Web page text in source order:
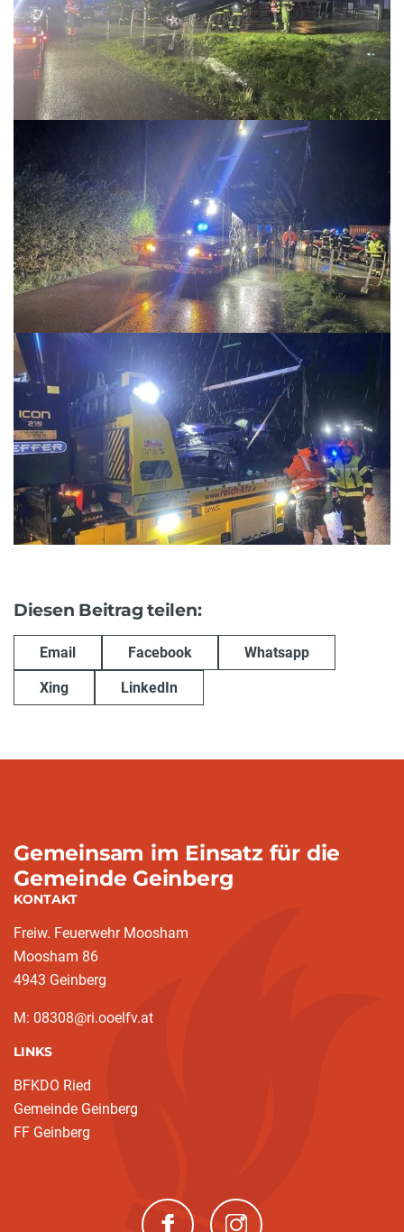
Diesen Beitrag teilen:
Email Facebook Whatsapp
Xing LinkedIn
Gemeinsam im Einsatz für die
Gemeinde Geinberg
KONTAKT
Freiw. Feuerwehr Moosham
Moosham 86
4943 Geinberg
M: 08308@ri.ooelfv.at
LINKS
BFKDO Ried
Gemeinde Geinberg
FF Geinberg